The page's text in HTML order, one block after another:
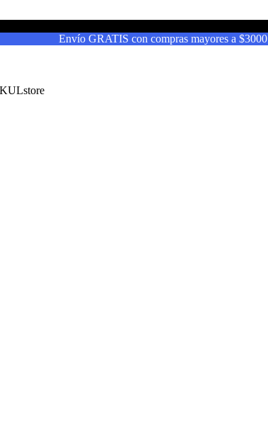
Envío GRATIS con compras mayores a $3000